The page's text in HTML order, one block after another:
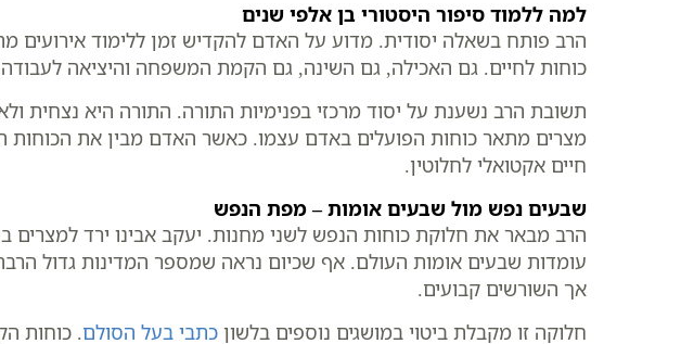
למה ללמוד סיפור היסטורי בן אלפי שנים
הרב פותח בשאלה יסודית. מדוע על האדם להקדיש זמן ללימוד אירועים
כוחות לחיים. גם האכילה, גם השינה, גם הקמת המשפחה והיציאה
תשובת הרב נשענת על יסוד מרכזי בפנימיות התורה. התורה היא נצחית
מצרים מתאר כוחות הפועלים באדם עצמו. כאשר האדם מבין את הכוחות
חיים אקטואלי לחלוטין.
שבעים נפש מול שבעים אומות – מפת הנפש
הרב מבאר את חלוקת כוחות הנפש לשני מחנות. יעקב אבינו ירד
עומדות שבעים אומות העולם. אף שכיום נראה שמספר המדינות גדול
אך השורשים קבועים.
חלוקה זו מקבלת ביטוי במושגים נוספים בלשון כתבי בעל הסולם. כוחות